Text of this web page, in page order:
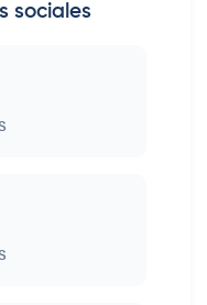
sociales